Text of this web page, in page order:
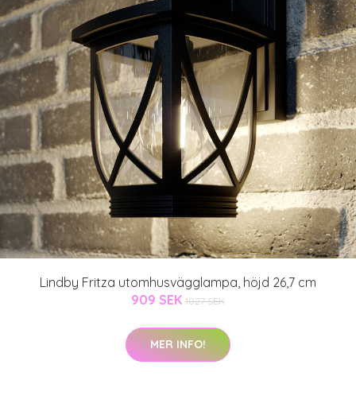
Lindby Fritza utomhusvägglampa, höjd 26,7 cm
909 SEK 1027 SEK
MER INFO!